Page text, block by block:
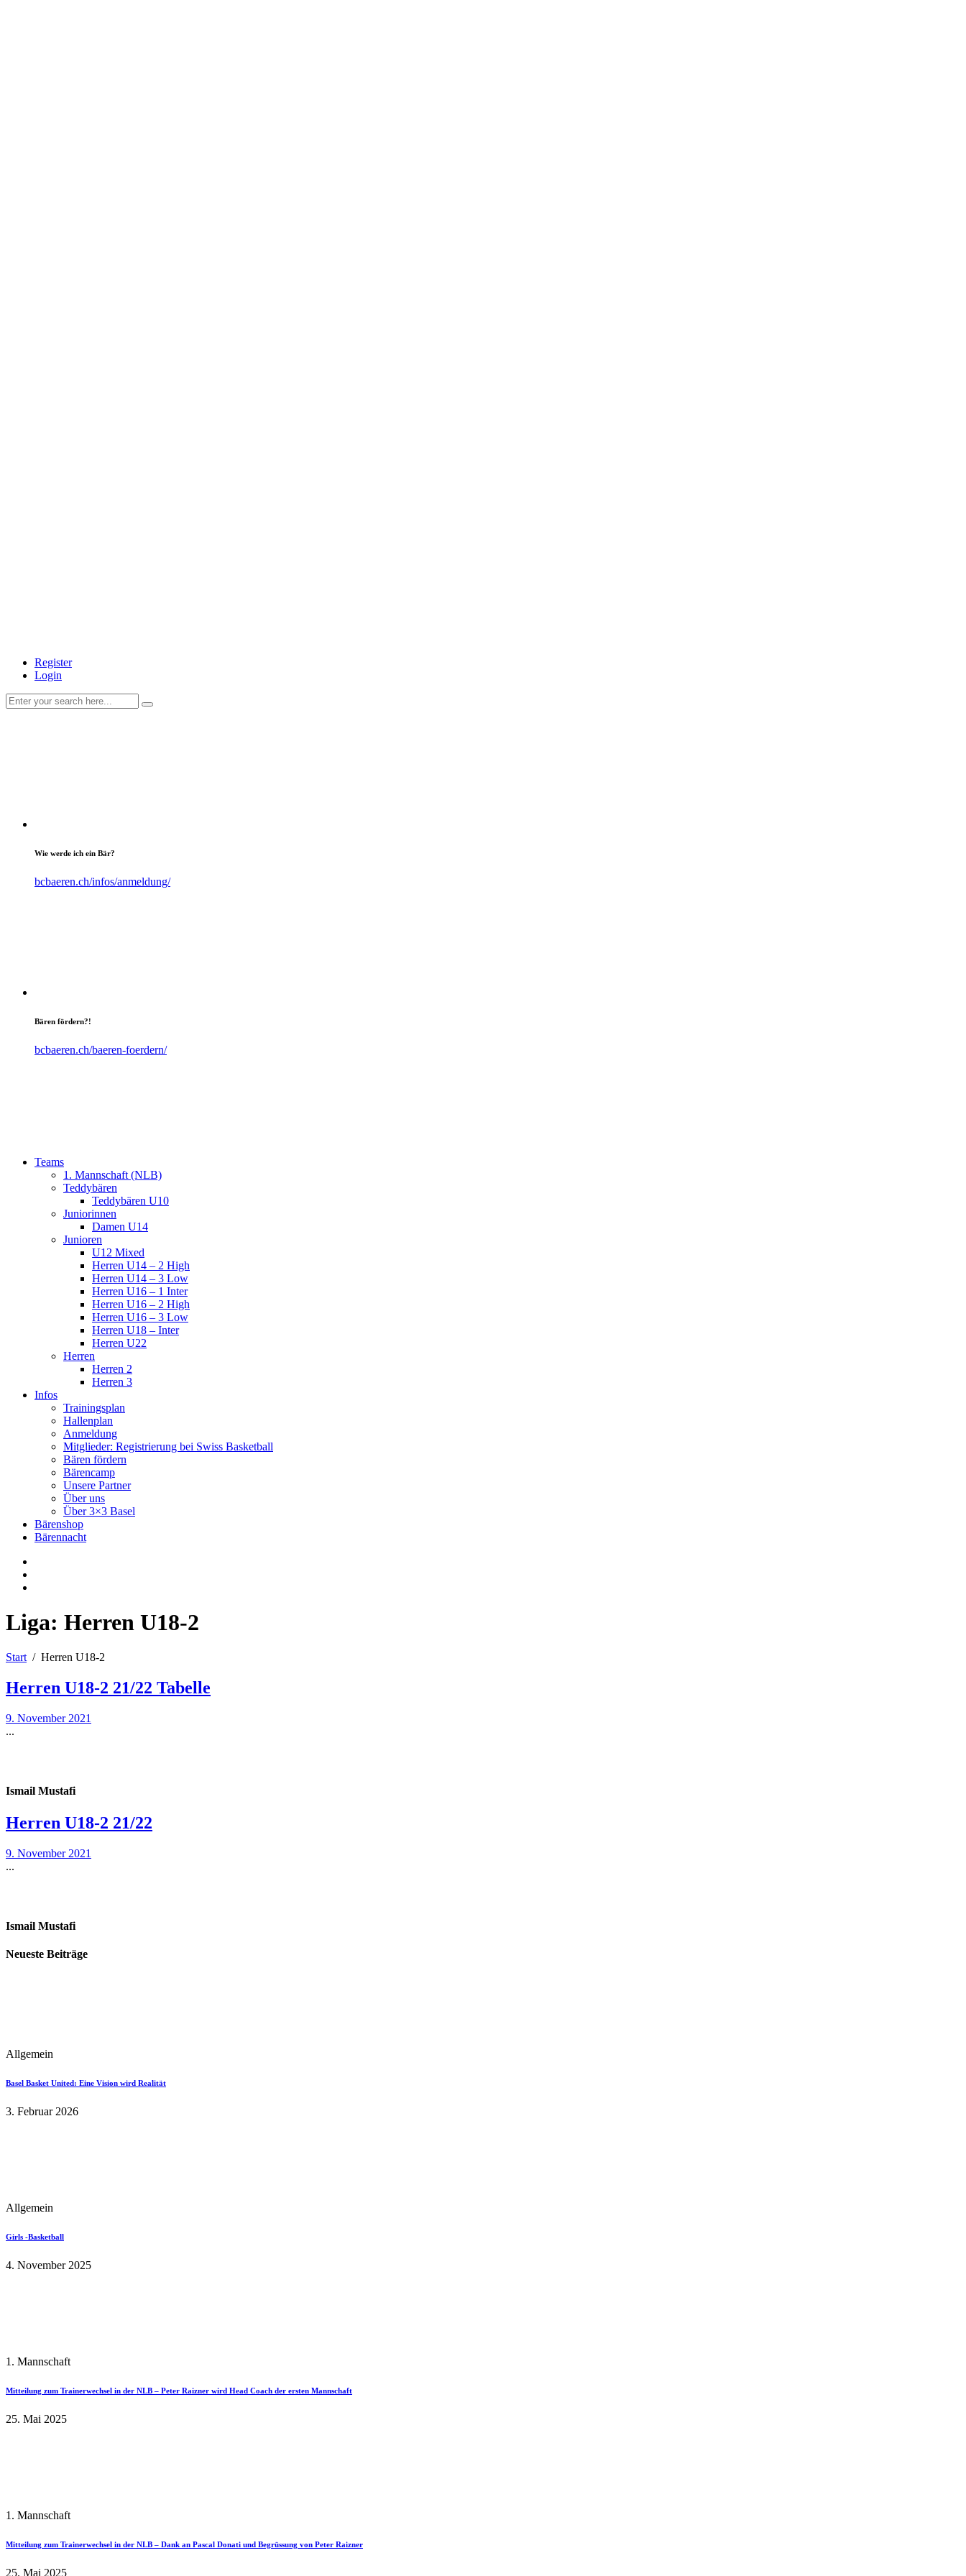
Register
Login
Wie werde ich ein Bär?
bcbaeren.ch/infos/anmeldung/
Bären fördern?!
bcbaeren.ch/baeren-foerdern/
Teams
1. Mannschaft (NLB)
Teddybären
Teddybären U10
Juniorinnen
Damen U14
Junioren
U12 Mixed
Herren U14 – 2 High
Herren U14 – 3 Low
Herren U16 – 1 Inter
Herren U16 – 2 High
Herren U16 – 3 Low
Herren U18 – Inter
Herren U22
Herren
Herren 2
Herren 3
Infos
Trainingsplan
Hallenplan
Anmeldung
Mitglieder: Registrierung bei Swiss Basketball
Bären fördern
Bärencamp
Unsere Partner
Über uns
Über 3×3 Basel
Bärenshop
Bärennacht
Liga: Herren U18-2
Start Herren U18-2
Herren U18-2 21/22 Tabelle
9. November 2021
...
Ismail Mustafi
Herren U18-2 21/22
9. November 2021
...
Ismail Mustafi
Neueste Beiträge
Allgemein
Basel Basket United: Eine Vision wird Realität
3. Februar 2026
Allgemein
Girls -Basketball
4. November 2025
1. Mannschaft
Mitteilung zum Trainerwechsel in der NLB – Peter Raizner wird Head Coach der ersten Mannschaft
25. Mai 2025
1. Mannschaft
Mitteilung zum Trainerwechsel in der NLB – Dank an Pascal Donati und Begrüssung von Peter Raizner
25. Mai 2025